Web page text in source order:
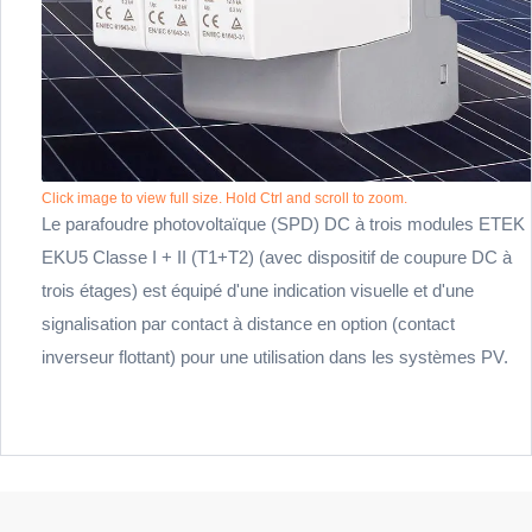
Click image to view full size. Hold Ctrl and scroll to zoom.
Le parafoudre photovoltaïque (SPD) DC à trois modules ETEK
EKU5 Classe I + II (T1+T2) (avec dispositif de coupure DC à
trois étages) est équipé d'une indication visuelle et d'une
signalisation par contact à distance en option (contact
inverseur flottant) pour une utilisation dans les systèmes PV.